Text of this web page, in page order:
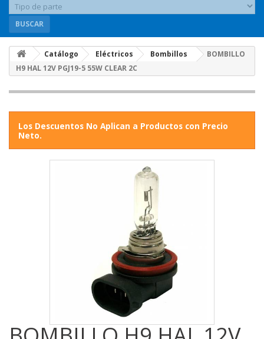
BUSCAR
Catálogo Eléctricos Bombillos
BOMBILLO
H9 HAL 12V PGJ19-5 55W CLEAR 2C
Los Descuentos No Aplican a Productos con Precio
Neto.